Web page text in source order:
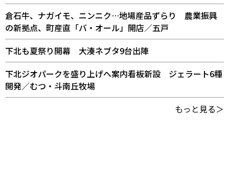
倉石牛、ナガイモ、ニンニク…地場産品ずらり 農業振興
の新拠点、町産直「バ・オール」開店／五戸
下北も夏祭り開幕 大湊ネブタ9台出陣
下北ジオパークを盛り上げへ案内看板新設 ジェラート6種
開発／むつ・斗南丘牧場
もっと見る＞